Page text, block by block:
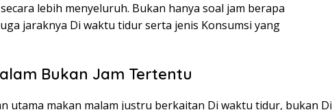
lebih menyeluruh. Bukan hanya soal jam berapa
jaraknya Di waktu tidur serta jenis Konsumsi yang
Bukan Jam Tertentu
utama makan malam justru berkaitan Di waktu tidur, bukan Di